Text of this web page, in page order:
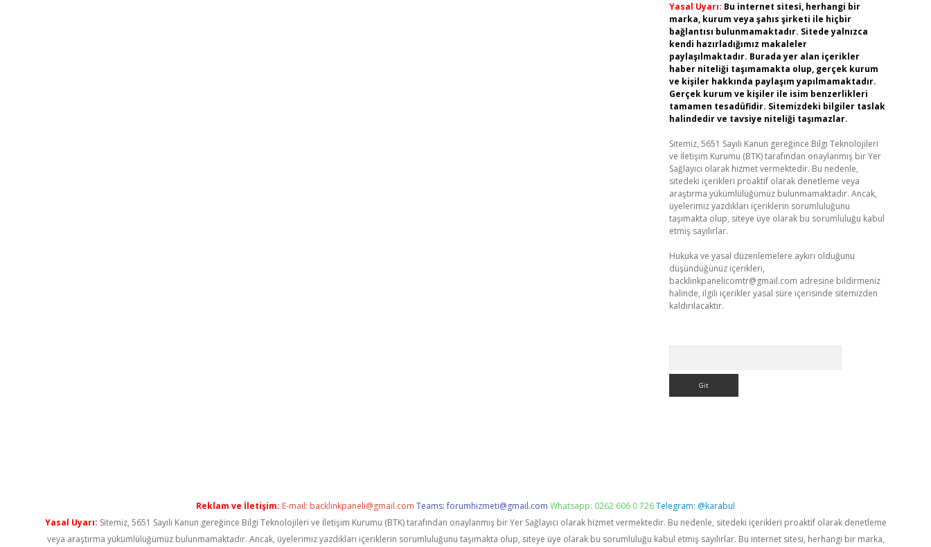
Yasal Uyarı: Bu internet sitesi, herhangi bir
marka, kurum veya şahıs şirketi ile hiçbir
bağlantısı bulunmamaktadır. Sitede yalnızca
kendi hazırladığımız makaleler
paylaşılmaktadır. Burada yer alan içerikler
haber niteliği taşımamakta olup, gerçek kurum
ve kişiler hakkında paylaşım yapılmamaktadır.
Gerçek kurum ve kişiler ile isim benzerlikleri
tamamen tesadüfidir. Sitemizdeki bilgiler taslak
halindedir ve tavsiye niteliği taşımazlar.
Sitemiz, 5651 Sayılı Kanun gereğince Bilgi Teknolojileri
ve İletişim Kurumu (BTK) tarafından onaylanmış bir Yer
Sağlayıcı olarak hizmet vermektedir. Bu nedenle,
sitedeki içerikleri proaktif olarak denetleme veya
araştırma yükümlülüğümüz bulunmamaktadır. Ancak,
üyelerimiz yazdıkları içeriklerin sorumluluğunu
taşımakta olup, siteye üye olarak bu sorumluluğu kabul
etmiş sayılırlar.
Hukuka ve yasal düzenlemelere aykırı olduğunu
düşündüğünüz içerikleri,
backlinkpanelicomtr@gmail.com adresine bildirmeniz
halinde, ilgili içerikler yasal süre içerisinde sitemizden
kaldırılacaktır.
Reklam ve İletişim: E-mail: backlinkpaneli@gmail.com Teams:forumhizmeti@gmail.com Whatsapp: 0262 606 0 726Telegram: @karabul
Yasal Uyarı: Sitemiz, 5651 Sayılı Kanun gereğince Bilgi Teknolojileri ve İletişim Kurumu (BTK) tarafından onaylanmış bir Yer Sağlayıcı olarak hizmet vermektedir. Bu nedenle, sitedeki içerikleri proaktif olarak denetleme
veya araştırma yükümlülüğümüz bulunmamaktadır. Ancak, üyelerimiz yazdıkları içeriklerin sorumluluğunu taşımakta olup, siteye üye olarak bu sorumluluğu kabul etmiş sayılırlar. Bu internet sitesi, herhangi bir marka,